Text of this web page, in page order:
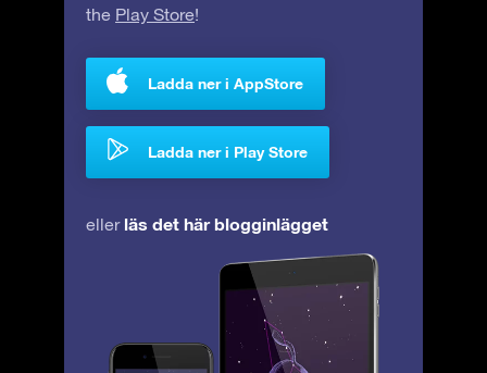
the Play Store!
Ladda ner i AppStore
Ladda ner i Play Store
eller läs det här blogginlägget